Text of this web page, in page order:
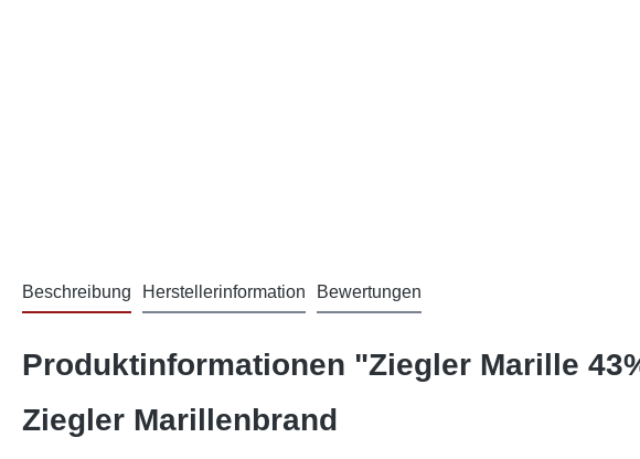
Beschreibung Herstellerinformation Bewertungen
Produktinformationen "Ziegler Marille
Ziegler Marillenbrand